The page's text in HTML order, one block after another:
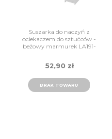
Suszarka do naczyń z
ociekaczem do sztućców -
beżowy marmurek LA191-
52,90 zł
BRAK TOWARU